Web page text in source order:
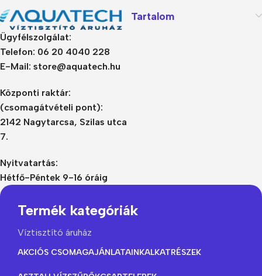
Ügyfélszolgálat:
Telefon: 06 20 4040 228
E-Mail: store@aquatech.hu
Központi raktár:
(csomagátvételi pont):
2142 Nagytarcsa, Szilas utca
7.
Nyitvatartás:
Hétfő-Péntek 9-16 óráig
Tartalom
Termék kategóriák
Víztisztító áruház
AKCIÓS CSOMAGAJÁNLATAINKALKATRÉSZEK